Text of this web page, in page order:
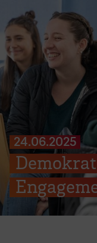
24.06.2025